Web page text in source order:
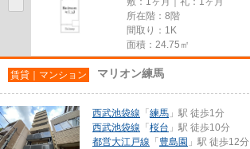
所在階：8階
間取り：1K
面積：24.75㎡
賃貸｜マンション マリオン練馬
西武池袋線 「 練馬 」駅 徒歩1分
西武池袋線 「 桜台 」駅 徒歩10分
都営大江戸線 「 豊島園 」駅 徒歩12分